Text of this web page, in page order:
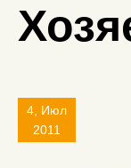
4, Июл
2011